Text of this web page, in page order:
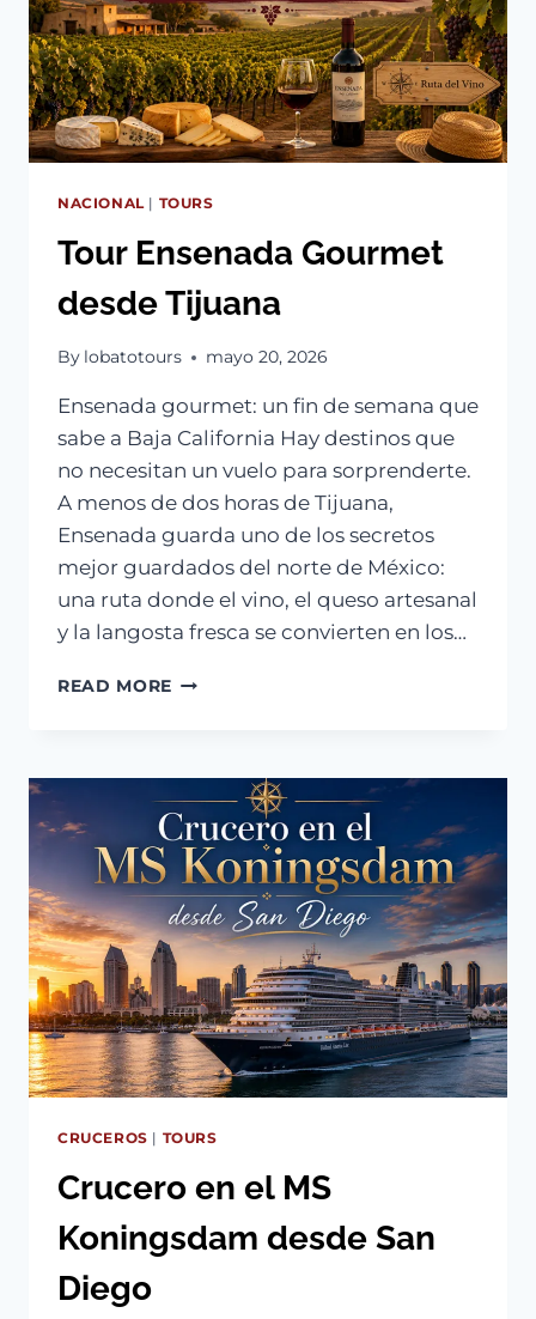
NACIONAL | TOURS
Tour Ensenada Gourmet
desde Tijuana
By lobatotours mayo 20, 2026
Ensenada gourmet: un fin de semana que
sabe a Baja California Hay destinos que
no necesitan un vuelo para sorprenderte.
A menos de dos horas de Tijuana,
Ensenada guarda uno de los secretos
mejor guardados del norte de México:
una ruta donde el vino, el queso artesanal
y la langosta fresca se convierten en los…
READ MORE TOUR
TIJUANA
CRUCEROS | TOURS
Crucero en el MS
Koningsdam desde San
Diego